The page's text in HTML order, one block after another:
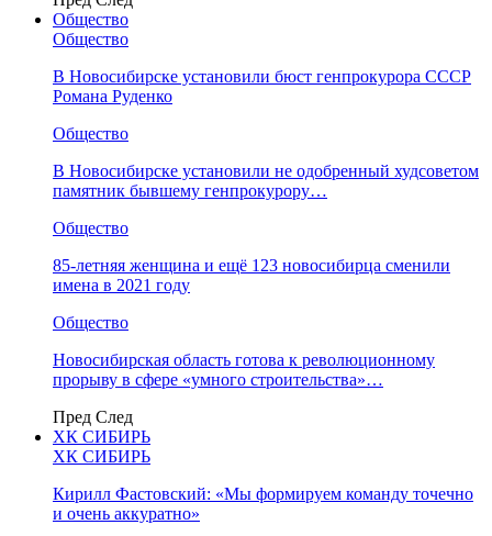
Общество
Общество
В Новосибирске установили бюст генпрокурора СССР
Романа Руденко
Общество
В Новосибирске установили не одобренный худсоветом
памятник бывшему генпрокурору…
Общество
85-летняя женщина и ещё 123 новосибирца сменили
имена в 2021 году
Общество
Новосибирская область готова к революционному
прорыву в сфере «умного строительства»…
Пред След
ХК СИБИРЬ
ХК СИБИРЬ
Кирилл Фастовский: «Мы формируем команду точечно
и очень аккуратно»